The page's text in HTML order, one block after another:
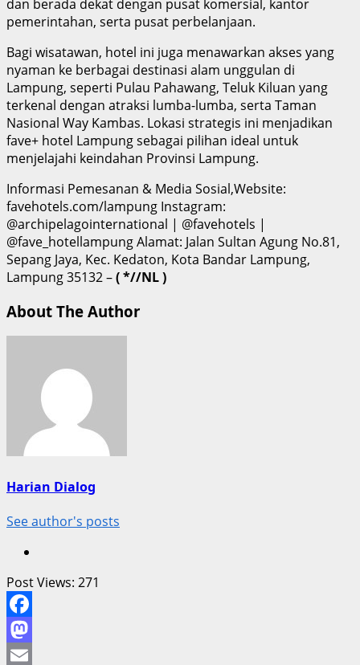
dan berada dekat dengan pusat komersial, kantor
pemerintahan, serta pusat perbelanjaan.
Bagi wisatawan, hotel ini juga menawarkan akses yang
nyaman ke berbagai destinasi alam unggulan di
Lampung, seperti Pulau Pahawang, Teluk Kiluan yang
terkenal dengan atraksi lumba-lumba, serta Taman
Nasional Way Kambas. Lokasi strategis ini menjadikan
fave+ hotel Lampung sebagai pilihan ideal untuk
menjelajahi keindahan Provinsi Lampung.
Informasi Pemesanan & Media Sosial,Website:
favehotels.com/lampung Instagram:
@archipelagointernational | @favehotels |
@fave_hotellampung Alamat: Jalan Sultan Agung No.81,
Sepang Jaya, Kec. Kedaton, Kota Bandar Lampung,
Lampung 35132 –( *//NL )
About The Author
Harian Dialog
See author's posts
Post Views: 271
Facebook
Mastodon